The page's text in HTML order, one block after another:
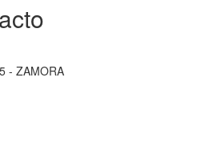
- ZAMORA